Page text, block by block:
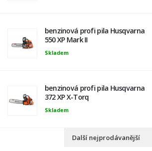
benzinová profi pila Husqvarna
550 XP Mark II
Skladem
benzinová profi pila Husqvarna
372 XP X-Torq
Skladem
Další nejprodávanější